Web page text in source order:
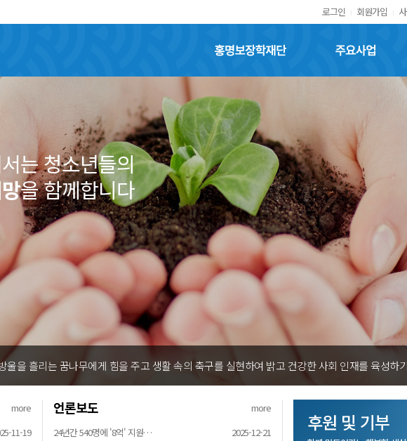
로그인 회원가입
홍명보장학재단 주요사업
소년들의
께합니다
는 꿈나무에게 힘을 주고 생활 속의 축구를 실현하여 밝고 건강한 사회 인재를 육성하기 위해 설
more
11-19
언론보도
more
24년간 540명에 '8억' 지원…
2025-12-21
후원 및 기부